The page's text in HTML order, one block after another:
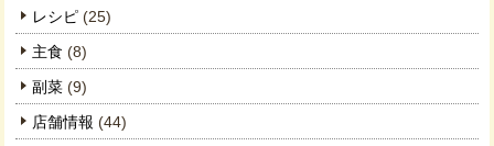
レシピ (25)
主食 (8)
副菜 (9)
店舗情報 (44)